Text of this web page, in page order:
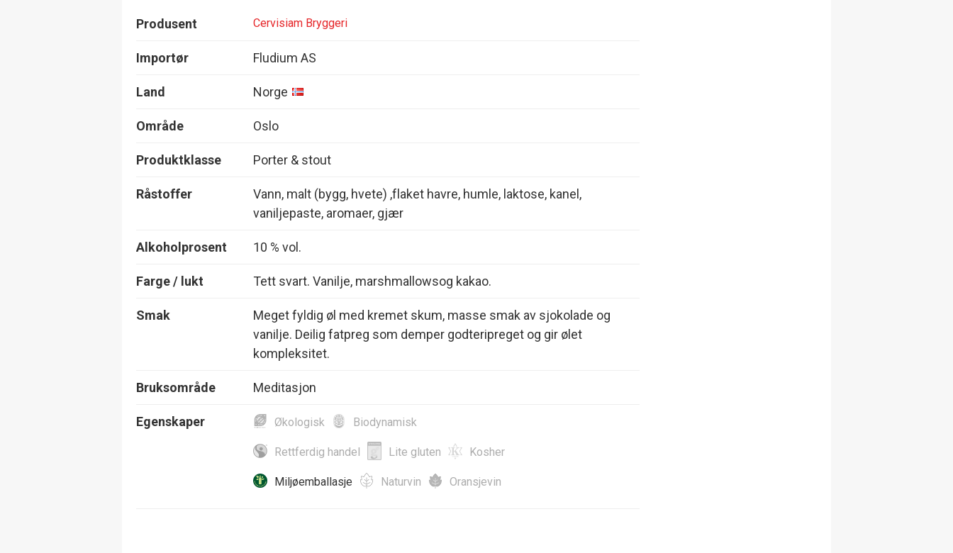
Produsent Cervisiam Bryggeri
Importør Fludium AS
Land Norge
Område Oslo
Produktklasse Porter & stout
Råstoffer
Vann, malt (bygg, hvete) ,flaket havre, humle, laktose, kanel,
vaniljepaste, aromaer, gjær
Alkoholprosent 10 % vol.
Farge / lukt Tett svart. Vanilje, marshmallowsog kakao.
Smak
Meget fyldig øl med kremet skum, masse smak av sjokolade og
vanilje. Deilig fatpreg som demper godteripreget og gir ølet
kompleksitet.
Bruksområde Meditasjon
Egenskaper Økologisk Biodynamisk
Rettferdig handel Lite gluten Kosher
Miljøemballasje Naturvin Oransjevin